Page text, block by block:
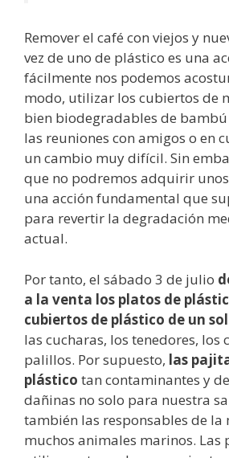
Remover el café con viejos y
vez de uno de plástico es una
fácilmente nos podemos
modo, utilizar los cubiertos de
bien biodegradables de
las reuniones con amigos o en
un cambio muy difícil. Sin
que no podremos adquirir
una acción fundamental que
para revertir la degradación
actual.
Por tanto, el sábado 3 de julio
a la venta los platos de
cubiertos de plástico de un
las cucharas, los tenedores, los
palillos. Por supuesto, las
plástico tan contaminantes y
dañinas no solo para nuestra
también las responsables de la
muchos animales marinos. Las